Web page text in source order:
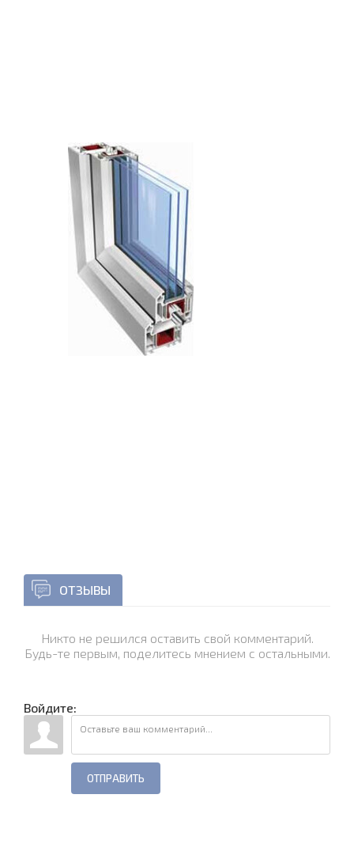
ОТЗЫВЫ
Никто не решился оставить свой комментарий.
Будь-те первым, поделитесь мнением с остальными.
Войдите:
ОТПРАВИТЬ